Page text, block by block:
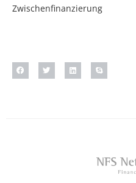
Zwischenfinanzierung